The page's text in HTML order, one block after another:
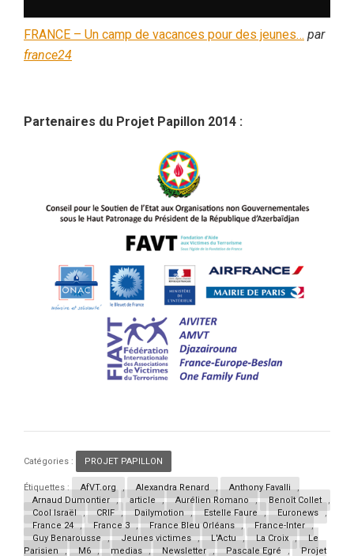
FRANCE – Un camp de vacances pour des jeunes… par
france24
Partenaires du Projet Papillon 2014 :
Catégories : PROJET PAPILLON
Étiquettes : AfVT.org , Alexandra Renard , Anthony Favalli
,
Arnaud Dumontier
, article , Aurélien Romano , Benoît Collet
,
Cool Israël
, CRIF , Dailymotion , Estelle Faure , Euronews
,
France 24
, France 3 , France Bleu Orléans , France-Inter
,
Guy Benarousse
, Jeunes victimes , L'Actu , La Croix ,
Le
Parisien
, M6 , medias , Newsletter , Pascale Egré , Projet